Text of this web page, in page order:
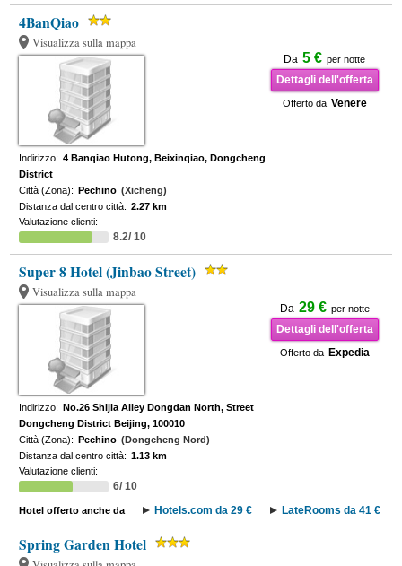
4BanQiao
Visualizza sulla mappa
Da 5 € per notte
Dettagli dell'offerta
Offerto da Venere
Indirizzo: 4 Banqiao Hutong, Beixinqiao, Dongcheng
District
Città (Zona): Pechino (Xicheng)
Distanza dal centro città: 2.27 km
Valutazione clienti:
8.2/ 10
Super 8 Hotel (Jinbao Street)
Visualizza sulla mappa
Da 29 € per notte
Dettagli dell'offerta
Offerto da Expedia
Indirizzo: No.26 Shijia Alley Dongdan North, Street
Dongcheng District Beijing, 100010
Città (Zona): Pechino (Dongcheng Nord)
Distanza dal centro città: 1.13 km
Valutazione clienti:
6/ 10
Hotel offerto anche da Hotels.com da 29 € LateRooms da 41 €
Spring Garden Hotel